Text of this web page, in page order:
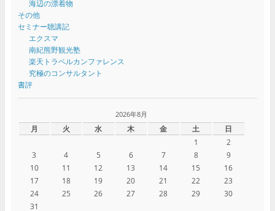
海辺の漂着物
その他
セミナー聴講記
エクスマ
南紀熊野観光塾
楽天トラベルカンファレンス
究極のコンサルタント
書評
2026年8月
月 火 水 木 金 土
日
1
2
3
4 5 6 7 8
9
10
11 12 13 14 15
16
17
18 19 20 21 22
23
24
25 26 27 28 29
30
31